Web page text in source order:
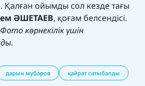
Қалған ойымды сол кезде тағы
ӘШЕТАЕВ, қоғам белсендісі.
Фото көрнекілік үшін
дарын мубаров қайрат сатыбалды